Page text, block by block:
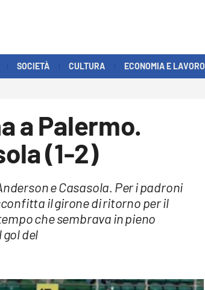
SOCIETÀ CULTURA ECONOMIA E LAVORO
a Palermo.
(1-2)
e Casasola. Per i padroni
il girone di ritorno per il
che sembrava in pieno
del